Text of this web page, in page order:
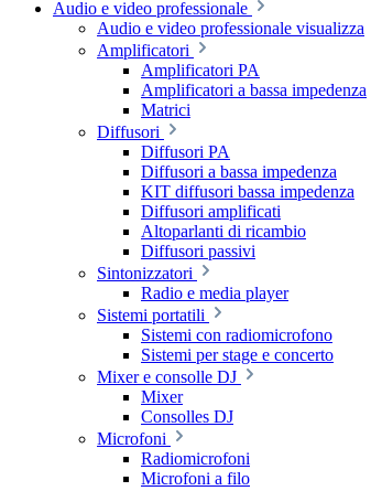
Audio e video professionale
Audio e video professionale visualizza
Amplificatori
Amplificatori PA
Amplificatori a bassa impedenza
Matrici
Diffusori
Diffusori PA
Diffusori a bassa impedenza
KIT diffusori bassa impedenza
Diffusori amplificati
Altoparlanti di ricambio
Diffusori passivi
Sintonizzatori
Radio e media player
Sistemi portatili
Sistemi con radiomicrofono
Sistemi per stage e concerto
Mixer e consolle DJ
Mixer
Consolles DJ
Microfoni
Radiomicrofoni
Microfoni a filo